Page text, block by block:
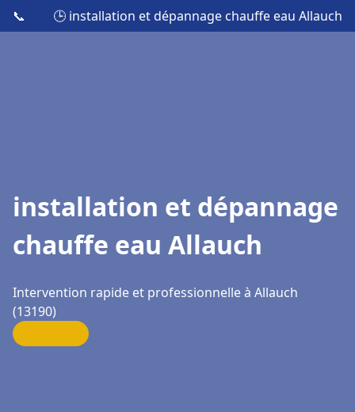
📞 🕒 installation et dépannage chauffe eau Allauch
installation et dépannage
chauffe eau Allauch
Intervention rapide et professionnelle à Allauch
(13190)